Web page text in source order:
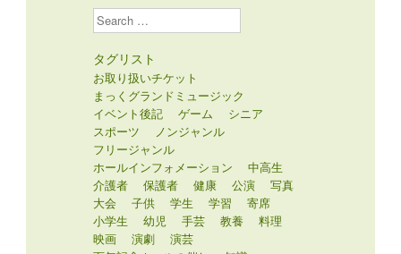
Search
タグリスト
お取り扱いチケット
まっくグランドミュージック
イベント後記
ゲーム
シニア
スポーツ
ノンジャンル
フリージャンル
ホールインフォメーション
中高生
介護者
保護者 健康 公演
写真
大会
子供 学生 学習
寄席
小学生
幼児 手芸 教養
料理
映画
演劇
演芸